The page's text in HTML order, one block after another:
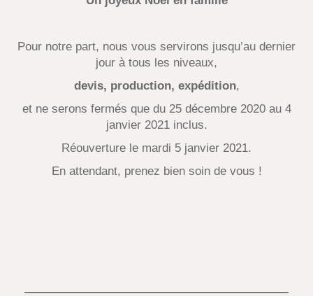
Pour notre part, nous vous servirons jusqu’au dernier
jour à tous les niveaux,
devis, production, expédition,
et ne serons fermés que du 25 décembre 2020 au 4
janvier 2021 inclus.
Réouverture le mardi 5 janvier 2021.
En attendant, prenez bien soin de vous !